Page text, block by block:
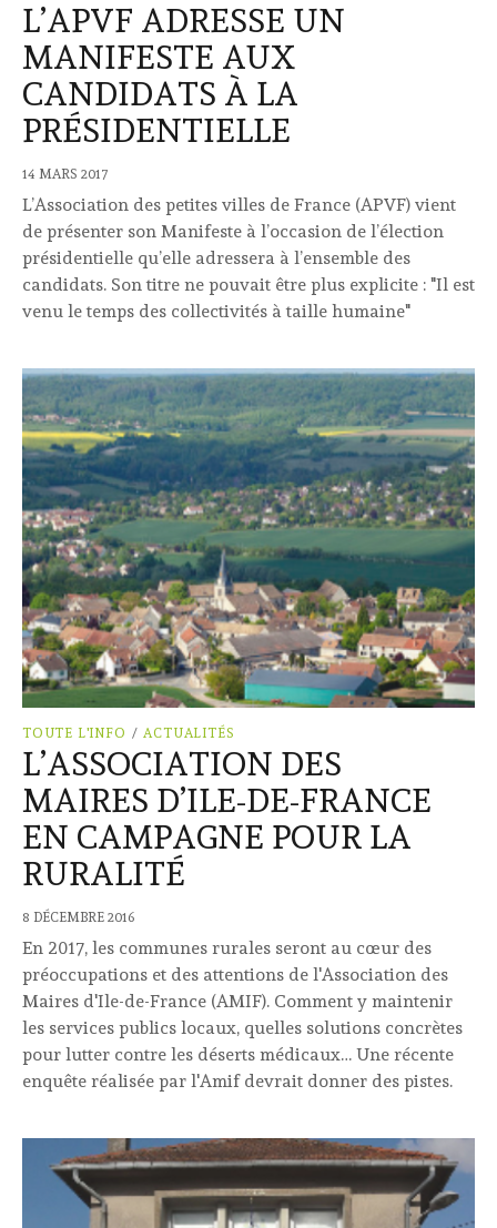
L’APVF ADRESSE UN
MANIFESTE AUX
CANDIDATS À LA
PRÉSIDENTIELLE
14 MARS 2017
L’Association des petites villes de France (APVF) vient
de présenter son Manifeste à l’occasion de l’élection
présidentielle qu’elle adressera à l’ensemble des
candidats. Son titre ne pouvait être plus explicite : "Il est
venu le temps des collectivités à taille humaine"
TOUTE L'INFO / ACTUALITÉS
L’ASSOCIATION DES
MAIRES D’ILE-DE-FRANCE
EN CAMPAGNE POUR LA
RURALITÉ
8 DÉCEMBRE 2016
En 2017, les communes rurales seront au cœur des
préoccupations et des attentions de l'Association des
Maires d'Ile-de-France (AMIF). Comment y maintenir
les services publics locaux, quelles solutions concrètes
pour lutter contre les déserts médicaux… Une récente
enquête réalisée par l'Amif devrait donner des pistes.